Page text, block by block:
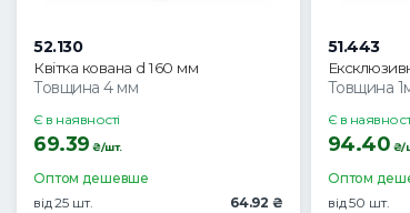
52.130
Квітка кована d 160 мм
Товщина 4 мм
Є в наявності
69.39 ₴/шт.
Оптом дешевше
від 25 шт.
64.92 ₴
51.443
Товщина
Є в
94.40 ₴/
Оптом
від 50 шт.